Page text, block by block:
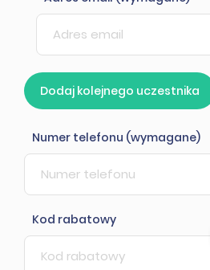
Dodaj kolejnego uczestnika
Numer telefonu (wymagane)
Kod rabatowy